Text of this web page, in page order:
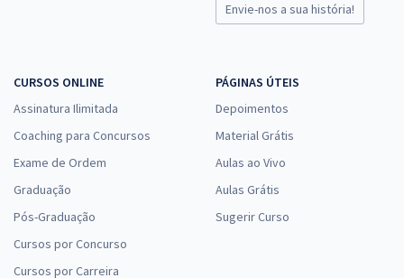
Envie-nos a sua história!
CURSOS ONLINE
Assinatura Ilimitada
Coaching para Concursos
Exame de Ordem
Graduação
Pós-Graduação
Cursos por Concurso
Cursos por Carreira
PÁGINAS ÚTEIS
Depoimentos
Material Grátis
Aulas ao Vivo
Aulas Grátis
Sugerir Curso